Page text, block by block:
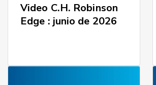
Video C.H. Robinson
Edge : junio de 2026